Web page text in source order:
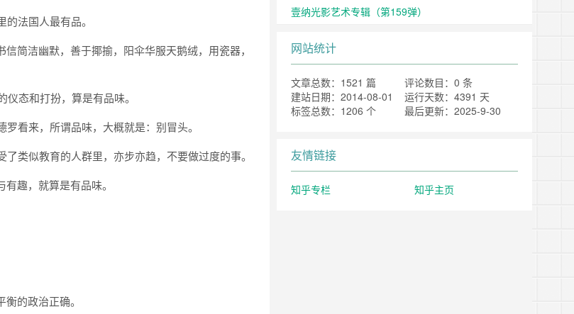
法国人最有品。
简洁幽默，善于揶揄，阳伞华服天鹅绒，用瓷器，
态和打扮，算是有品味。
看来，所谓品味，大概就是：别冒头。
类似教育的人群里，亦步亦趋，不要做过度的事。
趣，就算是有品味。
的政治正确。
壹纳光影艺术专辑（第159弹）
网站统计
文章总数：1521 篇
评论数目：0 条
建站日期：2014-08-01
运行天数：4391 天
标签总数：1206 个
最后更新：2025-9-30
友情链接
知乎专栏 知乎主页